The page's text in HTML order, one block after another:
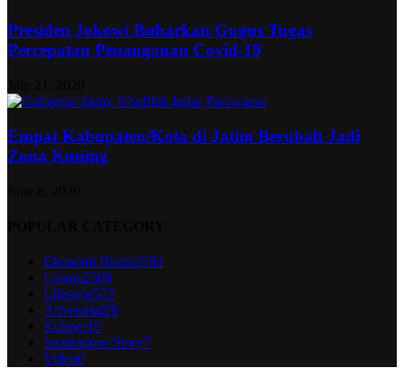
Presiden Jokowi Bubarkan Gugus Tugas
Percepatan Penanganan Covid-19
Empat Kabupaten/Kota di Jatim Berubah Jadi
Zona Kuning
Ekonomi Bisnis2592
Umum2500
Lifestyle572
Advetorial26
Kuliner16
Inspirations Story7
Video0